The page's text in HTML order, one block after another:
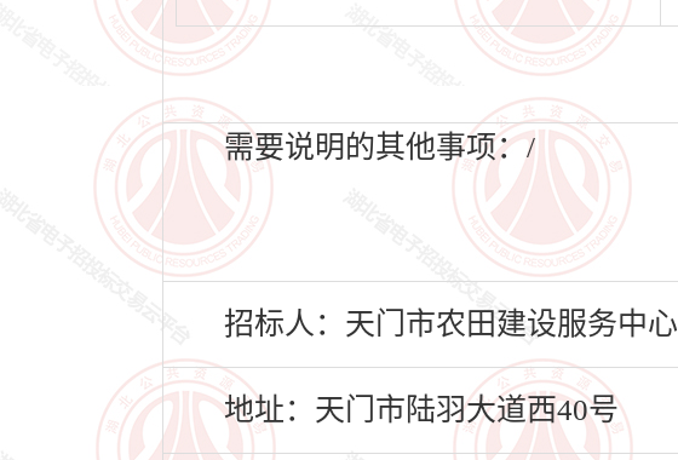
需要说明的其他事项：/
招标人：天门市农田建设服务中心
地址：天门市陆羽大道西40号